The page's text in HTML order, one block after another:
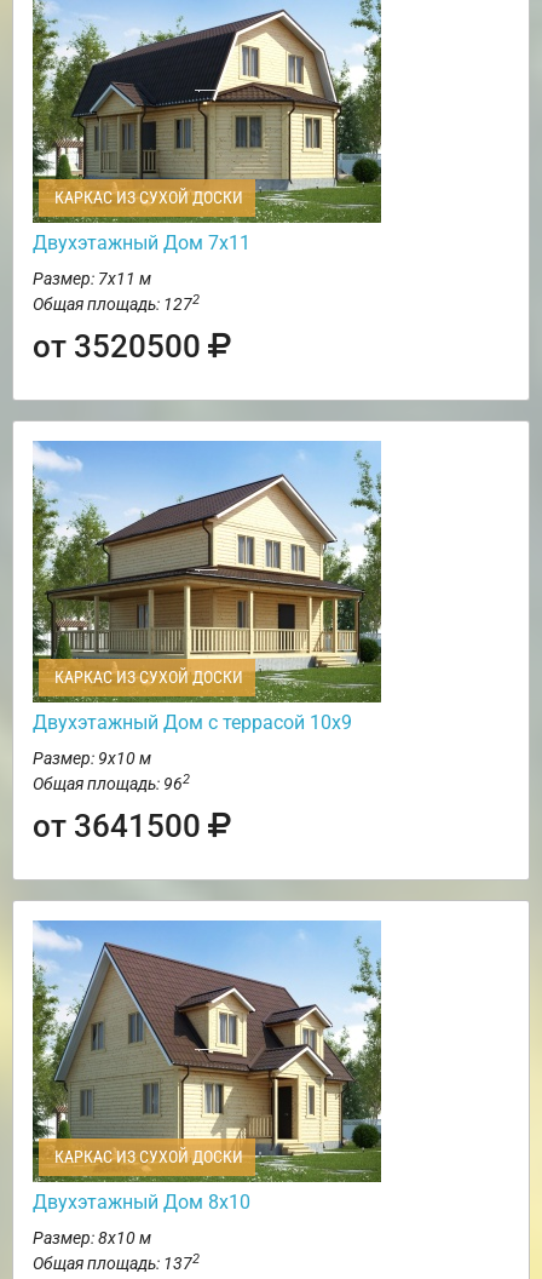
КАРКАС ИЗ СУХОЙ ДОСКИ
Двухэтажный Дом 7х11
Размер: 7х11 м
Общая площадь: 1272
от 3520500
КАРКАС ИЗ СУХОЙ ДОСКИ
Двухэтажный Дом с террасой 10х9
Размер: 9х10 м
Общая площадь: 962
от 3641500
КАРКАС ИЗ СУХОЙ ДОСКИ
Двухэтажный Дом 8х10
Размер: 8х10 м
Общая площадь: 1372